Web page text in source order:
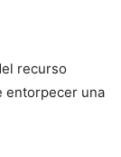
recurso
entorpecer una